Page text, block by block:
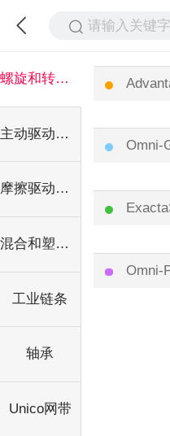
请输入关键字
螺旋和转弯输送带
主动驱动直行输送带
摩擦驱动直行输送带
混合和塑料直行输送带
工业链条
轴承
Unico网带
Omni-
Omni-